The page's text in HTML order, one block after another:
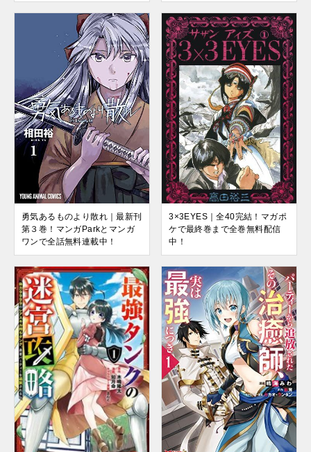
勇気あるものより散れ｜最新刊
第３巻！マンガParkとマンガ
ワンで全話無料連載中！
3×3EYES｜全40完結！マガポ
ケで最終巻まで全巻無料配信
中！